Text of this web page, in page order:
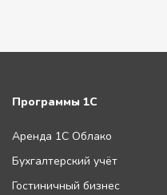
Программы 1С
Аренда 1С Облако
Бухгалтерский учёт
Гостиничный бизнес